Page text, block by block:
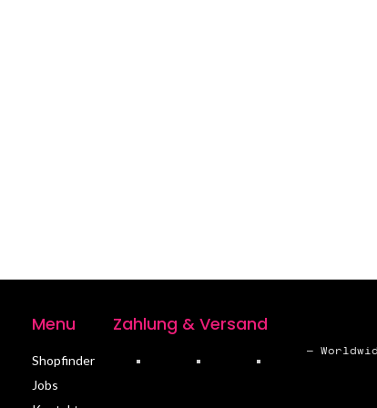
Menu
Shopfinder
Jobs
Zahlung & Versand
–